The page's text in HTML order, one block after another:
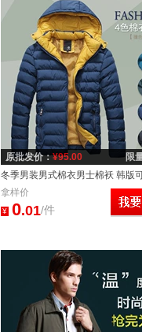
原批发价：¥95.00
限
冬季男装男式棉衣男士棉袄 韩版
保暖棉服潮外套批发代理
拿样价
¥ 0.01/件